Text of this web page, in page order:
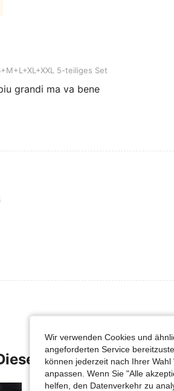
5-teiliges Set5-teiliges Set
grandi ma va bene
Artikel Auch
Wir verwenden Cookies und
angeforderten Service
können jederzeit nach Ihrer
anpassen. Wenn Sie "Alle
helfen, den Datenverkehr zu